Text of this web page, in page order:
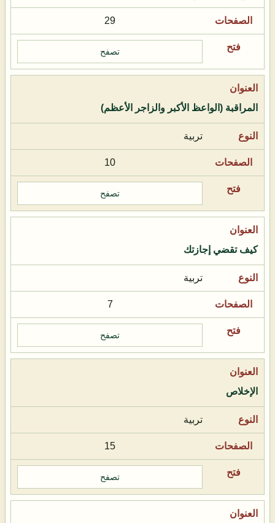
29
تصفح
المراقبة (الواعظ الأكبر والزاجر الأعظم)
تربية
10
تصفح
كيف تقضي إجازتك
تربية
7
تصفح
الإخلاص
تربية
15
تصفح